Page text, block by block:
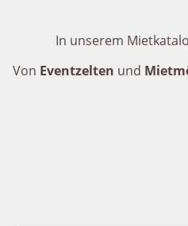
Tischdekoration
Partyzubehör
In unserem
Von Eventzelten und